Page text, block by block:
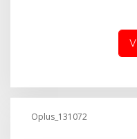
Badan Kesatuan Bangsa
dan Politik (Kesbangpol)
Oplus_131072